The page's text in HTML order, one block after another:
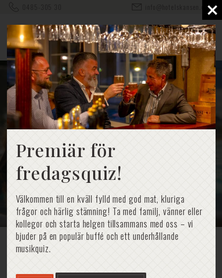
Premiär för
fredagsquiz!
Välkommen till en kväll fylld med god mat, kluriga
frågor och härlig stämning! Ta med familj, vänner eller
kollegor och starta helgen tillsammans med oss – vi
bjuder på en populär buffé och ett underhållande
musikquiz.
info@hotelskansen.com